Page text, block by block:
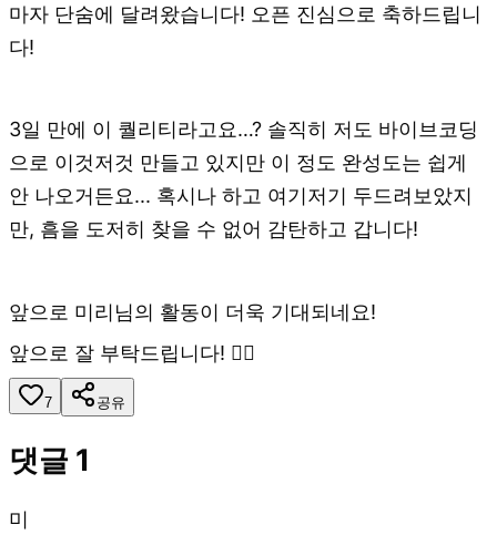
마자 단숨에 달려왔습니다! 오픈 진심으로 축하드립니
다!
3일 만에 이 퀄리티라고요…? 솔직히 저도 바이브코딩
으로 이것저것 만들고 있지만 이 정도 완성도는 쉽게
안 나오거든요... 혹시나 하고 여기저기 두드려보았지
만, 흠을 도저히 찾을 수 없어 감탄하고 갑니다!
앞으로 미리님의 활동이 더욱 기대되네요!
앞으로 잘 부탁드립니다! 🙇‍♂️
7 공유
댓글 1
미